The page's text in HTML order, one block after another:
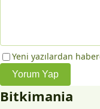
Yeni yazılardan
Yorum Yap
Bitkimania